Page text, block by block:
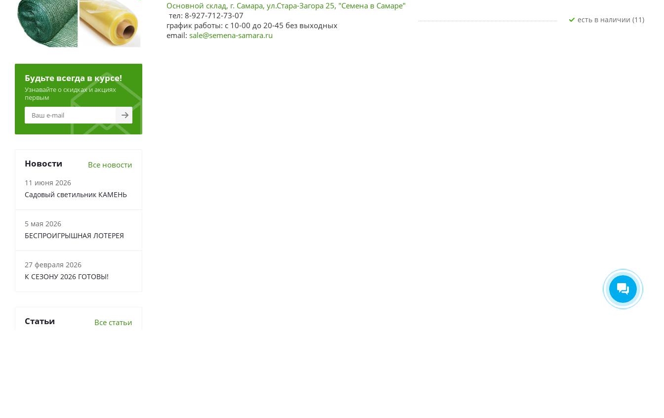
Основной склад, г. Самара, ул.Стара-Загора 25, "Семена в Самаре"
тел: 8-927-712-73-07
график работы: с 10-00 до 20-45 без выходных
email: sale@semena-samara.ru
Есть в наличии (11)
Будьте всегда в курсе!
Узнавайте о скидках и акциях
первым
Новости Все новости
11 июня 2026
Садовый светильник КАМЕНЬ
5 мая 2026
БЕСПРОИГРЫШНАЯ ЛОТЕРЕЯ
27 февраля 2026
К СЕЗОНУ 2026 ГОТОВЫ!
Статьи Все статьи